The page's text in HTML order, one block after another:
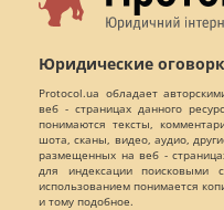
Юридические
Protocol.ua обладает
веб - страницах данного
понимаются тексты,
шота, сканы, видео, аудио,
размещенных на веб -
для индексации поисковыми
использованием понимается
и тому подобное.